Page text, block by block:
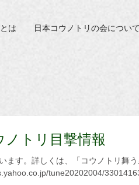
は 日本コウノトリの会について
トリ目撃情報